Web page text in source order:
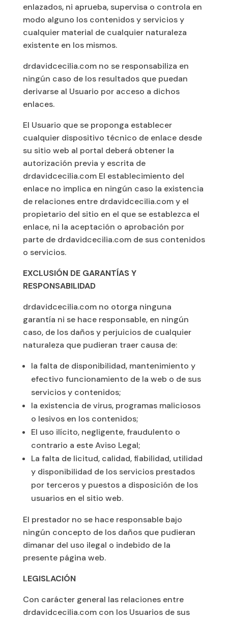
enlazados, ni aprueba, supervisa o controla en
modo alguno los contenidos y servicios y
cualquier material de cualquier naturaleza
existente en los mismos.
drdavidcecilia.com no se responsabiliza en
ningún caso de los resultados que puedan
derivarse al Usuario por acceso a dichos
enlaces.
El Usuario que se proponga establecer
cualquier dispositivo técnico de enlace desde
su sitio web al portal deberá obtener la
autorización previa y escrita de
drdavidcecilia.com El establecimiento del
enlace no implica en ningún caso la existencia
de relaciones entre drdavidcecilia.com y el
propietario del sitio en el que se establezca el
enlace, ni la aceptación o aprobación por
parte de drdavidcecilia.com de sus contenidos
o servicios.
EXCLUSIÓN DE GARANTÍAS Y
RESPONSABILIDAD
drdavidcecilia.com no otorga ninguna
garantía ni se hace responsable, en ningún
caso, de los daños y perjuicios de cualquier
naturaleza que pudieran traer causa de:
la falta de disponibilidad, mantenimiento y
efectivo funcionamiento de la web o de sus
servicios y contenidos;
la existencia de virus, programas maliciosos
o lesivos en los contenidos;
El uso ilícito, negligente, fraudulento o
contrario a este Aviso Legal;
La falta de licitud, calidad, fiabilidad, utilidad
y disponibilidad de los servicios prestados
por terceros y puestos a disposición de los
usuarios en el sitio web.
El prestador no se hace responsable bajo
ningún concepto de los daños que pudieran
dimanar del uso ilegal o indebido de la
presente página web.
LEGISLACIÓN
Con carácter general las relaciones entre
drdavidcecilia.com con los Usuarios de sus